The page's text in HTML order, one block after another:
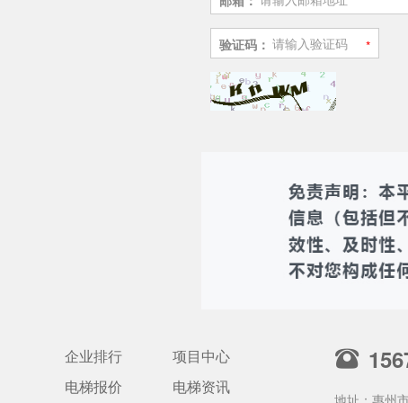
验证码：
企业排行
项目中心
电梯报价
电梯资讯
地址：惠州